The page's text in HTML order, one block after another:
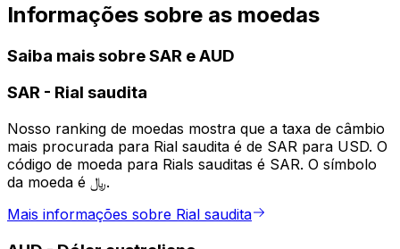
Informações sobre as moedas
Saiba mais sobre SAR e AUD
SAR - Rial saudita
Nosso ranking de moedas mostra que a taxa de câmbio
mais procurada para Rial saudita é de SAR para USD. O
código de moeda para Rials sauditas é SAR. O símbolo
da moeda é ﷼.
Mais informações sobre Rial saudita